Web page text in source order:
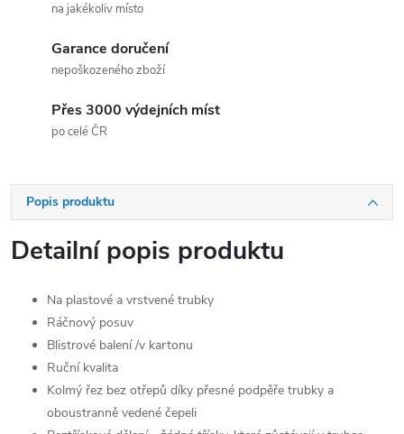
na jakékoliv místo
Garance doručení
nepoškozeného zboží
Přes 3000 výdejních míst
po celé ČR
Popis produktu
Detailní popis produktu
Na plastové a vrstvené trubky
Ráčnový posuv
Blistrové balení /v kartonu
Ruční kvalita
Kolmý řez bez otřepů díky přesné podpěře trubky a
oboustranně vedené čepeli